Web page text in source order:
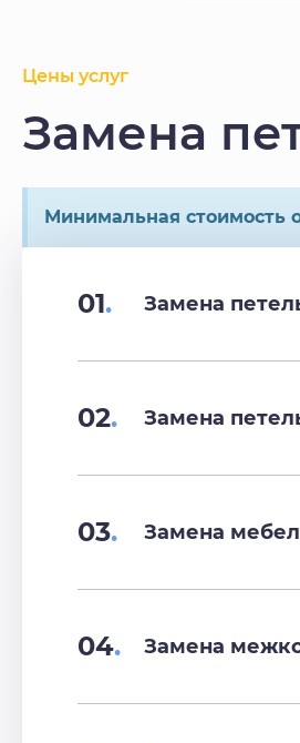
Цены услуг
Замена
Минимальная стоимость
01. Замена
02. Замена
03. Замена
04. Замена